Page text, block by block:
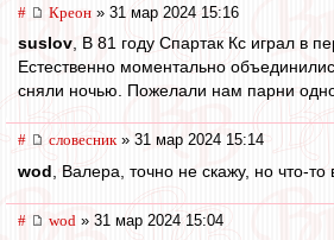
# Креон » 31 мар 2024 15:16
suslov , В 81 году Спартак Кс играл в
Естественно моментально
сняли ночью. Пожелали нам парни
# словесник» 31 мар 2024 15:14
wod , Валера, точно не скажу, но что-
# wod » 31 мар 2024 15:04